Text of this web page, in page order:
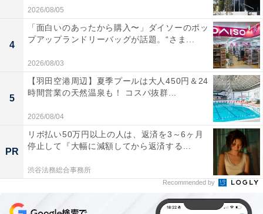
＞次ページ：50位までのランキング結果を見る
2026/08/05
4
「面白いのあったから購入〜」ダイソーのポッ
プアップランドリーバッグが話題。“さま...
2026/08/03
5
【羽田空港周辺】夏季プールは大人450円＆24
時間営業の天然温泉も！ コスパ抜群...
2026/08/04
PR
リボ払い50万円以上の人は、返済を3～6ヶ月
停止して『大幅に減額してから返済する...
渋谷法務総合事務所
Recommended by